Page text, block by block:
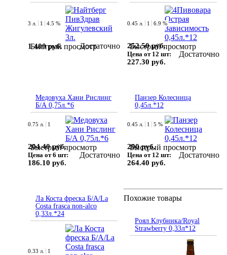
Быстрый просмотр
3 л. 1 4.5 %
1 400 руб. Достаточно Быстрый просмотр
0.45 л. 1 6.9 %
252.50 руб.
Цена от 12 шт:
227.30 руб.
Достаточно
Медовуха Хани Рислинг
Б/А 0,75л.*6
Быстрый просмотр
0.75 л. 1
204.40 руб.
Цена от 6 шт:
186.10 руб.
Достаточно
Панзер Колесница
0,45л.*12
Быстрый просмотр
0.45 л. 1 5 %
290 руб.
Цена от 12 шт:
264.40 руб.
Достаточно
Ла Коста фреска Б/А/La
Costa frasca non-alco
0,33л.*24
0.33 л. 1
Похожие товары
Роял Клубника/Royal
Strawberry 0,33л*12